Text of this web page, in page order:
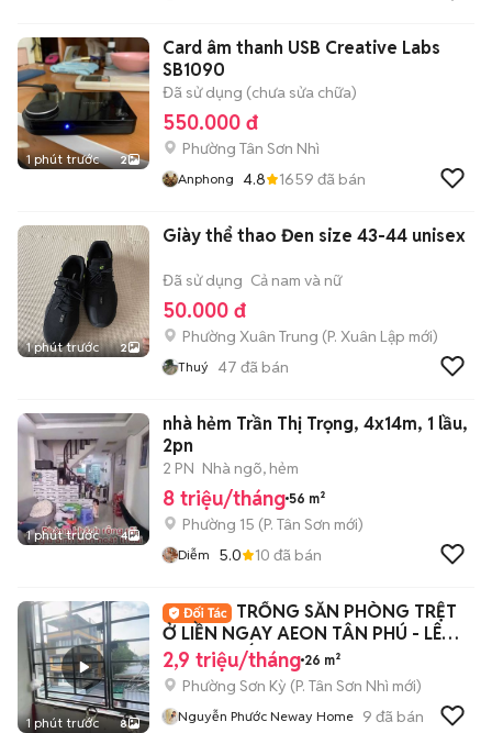
1 phút trước 2
Card âm thanh USB Creative Labs
SB1090
Đã sử dụng (chưa sửa chữa)
550.000 đ
Phường Tân Sơn Nhì
Anphong 4.8 1659 đã bán
1 phút trước 2
Giày thể thao Đen size 43-44 unisex
Đã sử dụng Cả nam và nữ
50.000 đ
Phường Xuân Trung (P. Xuân Lập mới)
Thuý 47 đã bán
1 phút trước 4
nhà hẻm Trần Thị Trọng, 4x14m, 1 lầu,
2pn
2 PN Nhà ngõ, hẻm
8 triệu/tháng 56 m²
Phường 15 (P. Tân Sơn mới)
Diễm 5.0 10 đã bán
1 phút trước 8
TRỐNG SẴN PHÒNG TRỆT
Ở LIỀN NGAY AEON TÂN PHÚ - LÊ
TRỌNG TẤN - CN1
2,9 triệu/tháng 26 m²
Phường Sơn Kỳ (P. Tân Sơn Nhì mới)
Nguyễn Phước Neway Home 9 đã bán